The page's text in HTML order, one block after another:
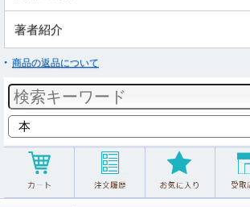
著者紹介
商品の返品について